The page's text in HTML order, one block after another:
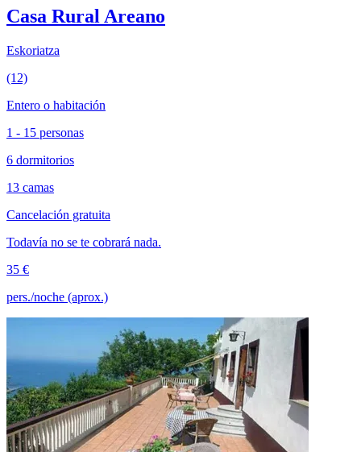
Casa Rural Areano
Eskoriatza
(12)
Entero o habitación
1 - 15 personas
6 dormitorios
13 camas
Cancelación gratuita
Todavía no se te cobrará nada.
35 €
pers./noche (aprox.)